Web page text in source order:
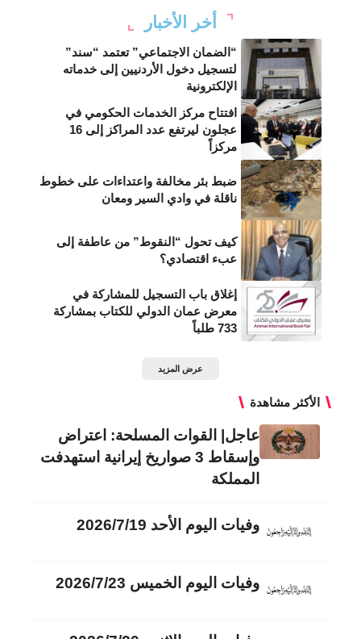
أخر الأخبار
“الضمان الاجتماعي” تعتمد “سند”
لتسجيل دخول الأردنيين إلى خدماته
الإلكترونية
افتتاح مركز الخدمات الحكومي في
عجلون ليرتفع عدد المراكز إلى 16
مركزاً
ضبط بئر مخالفة واعتداءات على خطوط
ناقلة في وادي السير ومعان
كيف تحول “النقوط” من عاطفة إلى
عبء اقتصادي؟
إغلاق باب التسجيل للمشاركة في
معرض عمان الدولي للكتاب بمشاركة
733 طلباً
عرض المزيد
الأكثر مشاهدة
عاجل| القوات المسلحة: اعتراض
وإسقاط 3 صواريخ إيرانية استهدفت
المملكة
وفيات اليوم الأحد 2026/7/19
وفيات اليوم الخميس 2026/7/23